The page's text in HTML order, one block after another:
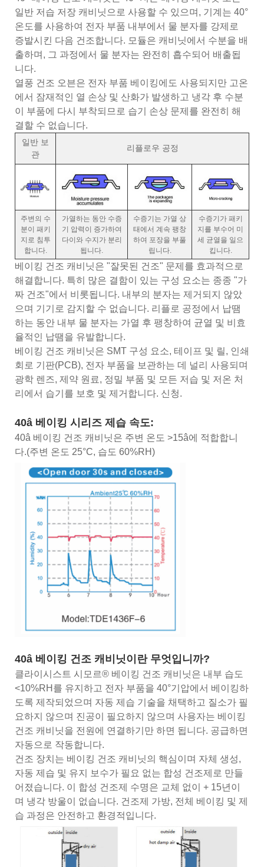
일반 저습 저장 캐비닛으로 사용할 수 있으며, 기계는 40°
온도를 사용하여 전자 부품 내부에서 물 분자를 강제로
증발시킨 다음 건조합니다. 모듈은 캐비닛에서 수분을 배
출하며, 그 과정에서 물 분자는 완전히 흡수되어 배출됩
니다.
열풍 건조 오븐은 전자 부품 베이킹에도 사용되지만 고온
에서 잠재적인 열 손상 및 산화가 발생하고 냉각 후 수분
이 부품에 다시 부착되므로 습기 손상 문제를 완전히 해
결할 수 없습니다.
일반 보
관
리플로우 공정
주변의 수
분이 패키
지로 침투
합니다.
가열하는 동안 수증
기 압력이 증가하여
다이와 수지가 분리
됩니다.
수증기는 가열 상
태에서 계속 팽창
하여 포장을 부풀
립니다.
수증기가 패키
지를 부수어 미
세 균열을 일으
킵니다.
베이킹 건조 캐비닛은 "잘못된 건조" 문제를 효과적으로
해결합니다. 특히 많은 결함이 있는 구성 요소는 종종 "가
짜 건조"에서 비롯됩니다. 내부의 분자는 제거되지 않았
으며 기기로 감지할 수 없습니다. 리플로 공정에서 납땜
하는 동안 내부 물 분자는 가열 후 팽창하여 균열 및 비효
율적인 납땜을 유발합니다.
베이킹 건조 캐비닛은 SMT 구성 요소, 테이프 및 릴, 인쇄
회로 기판(PCB), 전자 부품을 보관하는 데 널리 사용되며
광학 렌즈, 제약 원료, 정밀 부품 및 모든 저습 및 저온 처
리에서 습기를 보호 및 제거합니다. 신청.
40â 베이킹 시리즈 제습 속도:
40â 베이킹 건조 캐비닛은 주변 온도 >15â에 적합합니
다.(주변 온도 25°C, 습도 60%RH)
40â 베이킹 건조 캐비닛이란 무엇입니까?
클라이시스트 시모르® 베이킹 건조 캐비닛은 내부 습도
<10%RH를 유지하고 전자 부품을 40°기압에서 베이킹하
도록 제작되었으며 자동 제습 기술을 채택하고 질소가 필
요하지 않으며 진공이 필요하지 않으며 사용자는 베이킹
건조 캐비닛을 전원에 연결하기만 하면 됩니다. 공급하면
자동으로 작동합니다.
건조 장치는 베이킹 건조 캐비닛의 핵심이며 자체 생성,
자동 제습 및 유지 보수가 필요 없는 합성 건조제로 만들
어졌습니다. 이 합성 건조제 수명은 교체 없이 + 15년이
며 냉각 방울이 없습니다. 건조제 가방, 전체 베이킹 및 제
습 과정은 안전하고 환경적입니다.